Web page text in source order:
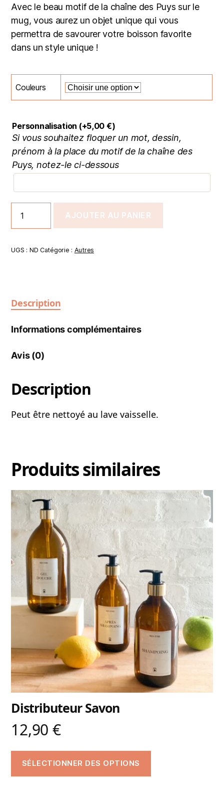
Avec le beau motif de la chaîne des Puys sur le
mug, vous aurez un objet unique qui vous
permettra de savourer votre boisson favorite
dans un style unique !
Couleurs
Personnalisation (+5,00 €)
Si vous souhaitez floquer un mot, dessin,
prénom à la place du motif de la chaîne des
Puys, notez-le ci-dessous
AJOUTER AU PANIER
UGS : ND Catégorie : Autres
Description
Informations complémentaires
Avis (0)
Description
Peut être nettoyé au lave vaisselle.
Produits similaires
Distributeur Savon
12,90 €
SÉLECTIONNER DES OPTIONS